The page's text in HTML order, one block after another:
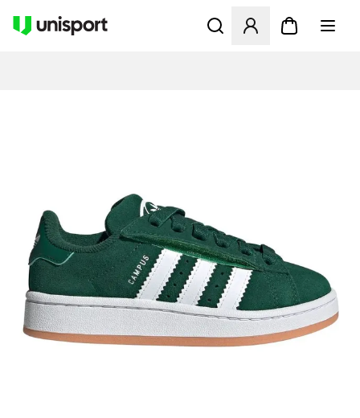
Åbner en Modal til at